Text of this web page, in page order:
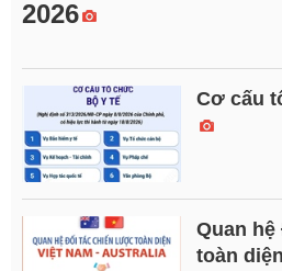
2026
Cơ cấu
Quan
toàn